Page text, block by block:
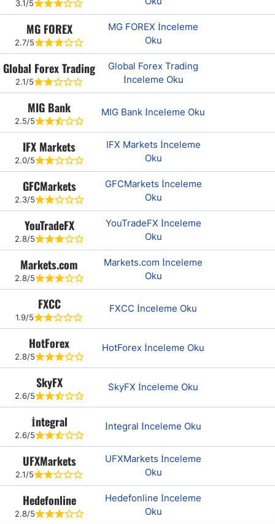
3.1/5
MG FOREX
2.7/5
MG FOREX İnceleme
Oku
Global Forex Trading
2.1/5
Global Forex Trading
İnceleme Oku
MIG Bank
2.5/5
MIG Bank İnceleme Oku
IFX Markets
2.0/5
IFX Markets İnceleme
Oku
GFCMarkets
2.3/5
GFCMarkets İnceleme
Oku
YouTradeFX
2.8/5
YouTradeFX İnceleme
Oku
Markets.com
2.8/5
Markets.com İnceleme
Oku
FXCC
1.9/5
FXCC İnceleme Oku
HotForex
2.8/5
HotForex İnceleme Oku
SkyFX
2.6/5
SkyFX İnceleme Oku
İntegral
2.6/5
İntegral İnceleme Oku
UFXMarkets
2.1/5
UFXMarkets İnceleme
Oku
Hedefonline
2.8/5
Hedefonline İnceleme
Oku